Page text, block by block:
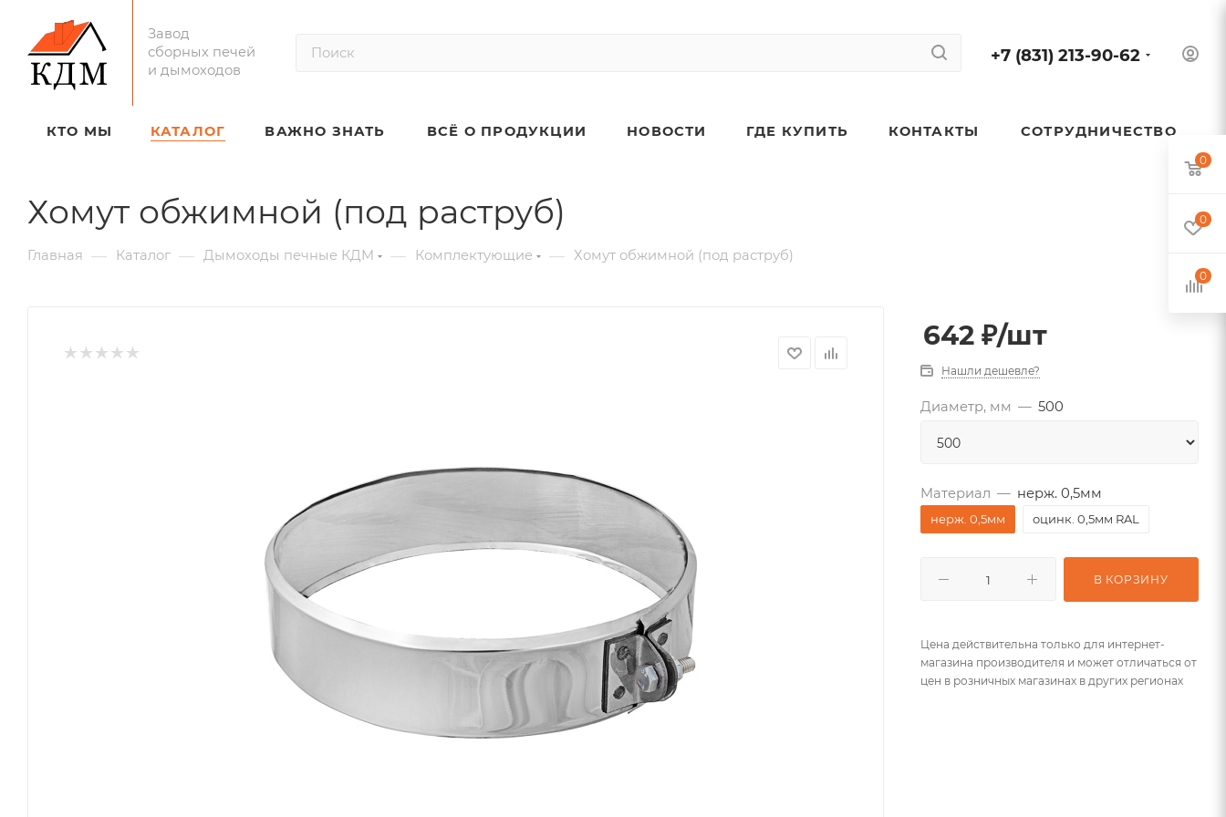
Завод
сборных печей
и дымоходов
+7 (831) 213-90-62
КТО МЫ КАТАЛОГ ВАЖНО ЗНАТЬ ВСЁ О ПРОДУКЦИИ НОВОСТИ ГДЕ КУПИТЬ КОНТАКТЫ СОТРУДНИЧЕСТВО
Хомут обжимной (под раструб)
Главная — Каталог — Дымоходы печные КДМ — Комплектующие — Хомут обжимной (под раструб)
642 ₽/шт
Нашли дешевле?
Диаметр, мм — 500
Материал — нерж. 0,5мм
нерж. 0,5мм оцинк. 0,5мм RAL
В КОРЗИНУ
Цена действительна только для интернет-
магазина производителя и может отличаться от
цен в розничных магазинах в других регионах
0
0
0